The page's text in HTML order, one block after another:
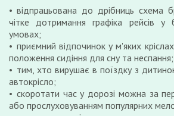
відпрацьована до дрібниць схема
чітке дотримання графіка рейсів у
умовах;
приємний відпочинок у м'яких
положення сидіння для сну та неспання;
тим, хто вирушає в поїздку з
автокрісло;
скоротати час у дорозі можна за
або прослуховуванням популярних